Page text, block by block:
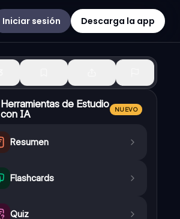
Iniciar sesión Descarga la app
Herramientas de Estudio
con IA
NUEVO
Resumen
Flashcards
Quiz